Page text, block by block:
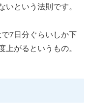
という法則です。
7日分ぐらいしか下
がるというもの。